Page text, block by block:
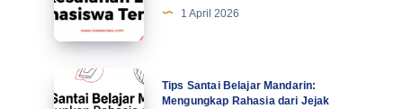
Abad
Ke-
5
Kesalahan
Lucu
Mahasiswa
Terbaru
1 April 2026
Tips
Santai
Tips Santai Belajar Mandarin:
Mengungkap Rahasia dari Jejak